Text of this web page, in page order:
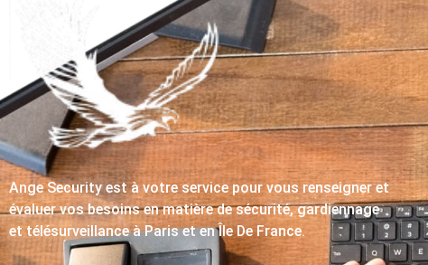
Ange Security est à votre service pour vous renseigner et
évaluer vos besoins en matière de sécurité, gardiennage
et télésurveillance à Paris et en Île De France.